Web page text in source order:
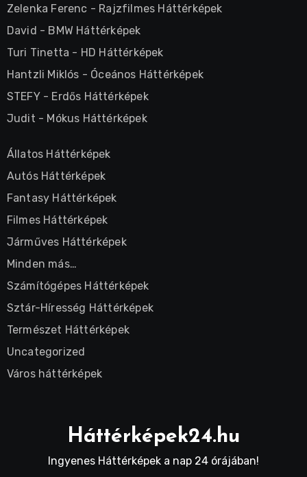
Zelenka Ferenc - Rajzfilmes Háttérképek
David - BMW Háttérképek
Turi Tinetta - HD Háttérképek
Hantzli Miklós - Óceános Háttérképek
STEFY- Erdős Háttérképek
Judit - Mókus Háttérképek
Állatos Háttérképek
Autós Háttérképek
Fantasy Háttérképek
Filmes Háttérképek
Járműves Háttérképek
Minden más…
Számítógépes Háttérképek
Sztár-Híresség Háttérképek
Természet Háttérképek
Uncategorized
Város háttérképek
Háttérképek24.hu
Ingyenes Háttérképek a nap 24 órájában!